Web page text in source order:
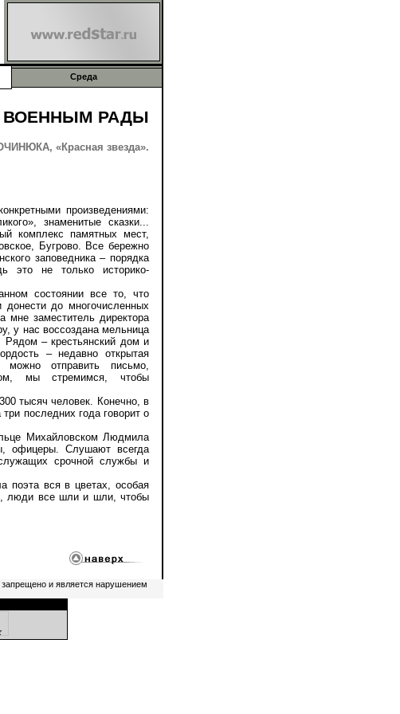
Среда
ВОЕННЫМ РАДЫ
«Красная звезда».
произведениями:
знаменитые сказки...
комплекс памятных мест,
Бугрово. Все бережно
заповедника – порядка
это не только историко-
состоянии все то, что
донести до многочисленных
мне заместитель директора
у нас воссоздана мельница
Рядом – крестьянский дом и
– недавно открытая
можно отправить письмо,
мы стремимся, чтобы
тысяч человек. Конечно, в
последних года говорит о
Михайловском Людмила
офицеры. Слушают всегда
срочной службы и
поэта вся в цветах, особая
люди все шли и шли, чтобы
и является нарушением